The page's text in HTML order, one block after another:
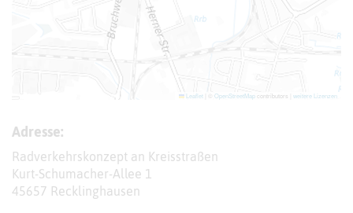
Leaflet OpenStreetMapcontributors | weitere Lizenzen
Adresse:
Radverkehrskonzept an Kreisstraßen
Kurt-Schumacher-Allee 1
45657 Recklinghausen